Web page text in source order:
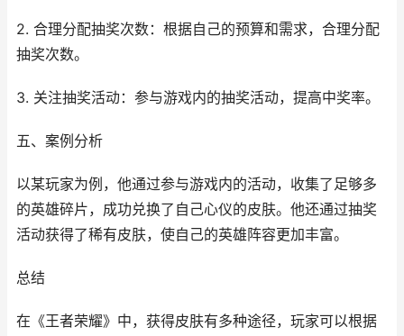
2. 合理分配抽奖次数：根据自己的预算和需求，合理分配
抽奖次数。
3. 关注抽奖活动：参与游戏内的抽奖活动，提高中奖率。
五、案例分析
以某玩家为例，他通过参与游戏内的活动，收集了足够多
的英雄碎片，成功兑换了自己心仪的皮肤。他还通过抽奖
活动获得了稀有皮肤，使自己的英雄阵容更加丰富。
总结
在《王者荣耀》中，获得皮肤有多种途径，玩家可以根据